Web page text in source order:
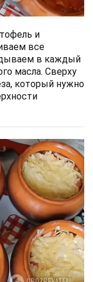
и
все
в каждый
масла. Сверху
который нужно